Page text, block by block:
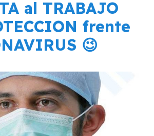
al TRABAJO
frente
😉